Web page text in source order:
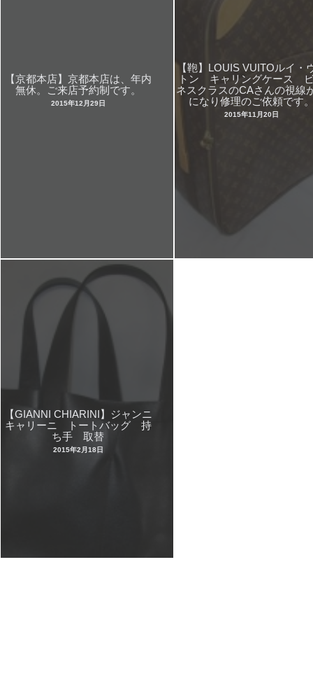
【京都本店】京都本店は、年内
無休。ご来店予約制です。
2015年12月29日
【鞄】LOUIS VUITOルイ・
トン キャリングケース
ネスクラスのCAさんの視線
になり修理のご依頼です
2015年11月20日
【GIANNI CHIARINI】ジャンニ
キャリーニ トートバッグ 持
ち手 取替
2015年2月18日